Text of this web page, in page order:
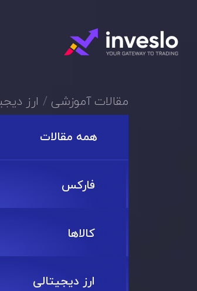
مقالات آموزشی ارز
همه مقالات
فارکس
کالاها
ارز دیجیتالی